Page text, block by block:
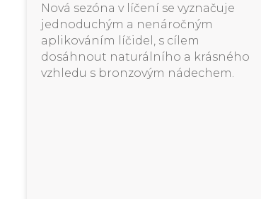
Nová sezóna v líčení se vyznačuje
jednoduchým a nenáročným
aplikováním líčidel, s cílem
dosáhnout naturálního a krásného
vzhledu s bronzovým nádechem.